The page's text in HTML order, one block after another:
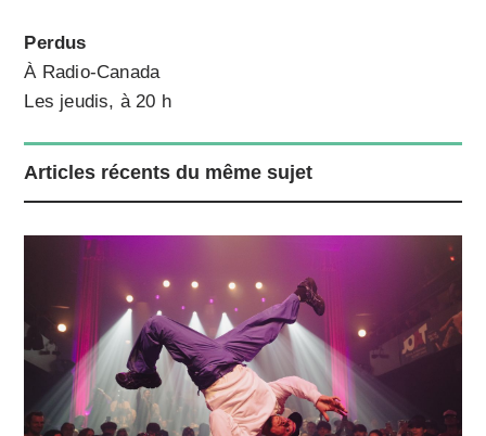
Perdus
À Radio-Canada
Les jeudis, à 20 h
Articles récents du même sujet